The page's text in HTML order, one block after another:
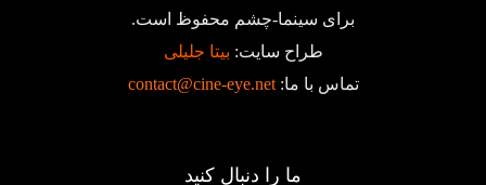
برای سینما-چشم محفوظ است.
طراح سایت: بیتا جلیلی
تماس با ما:contact@cine-eye.net
ما را دنبال کنید